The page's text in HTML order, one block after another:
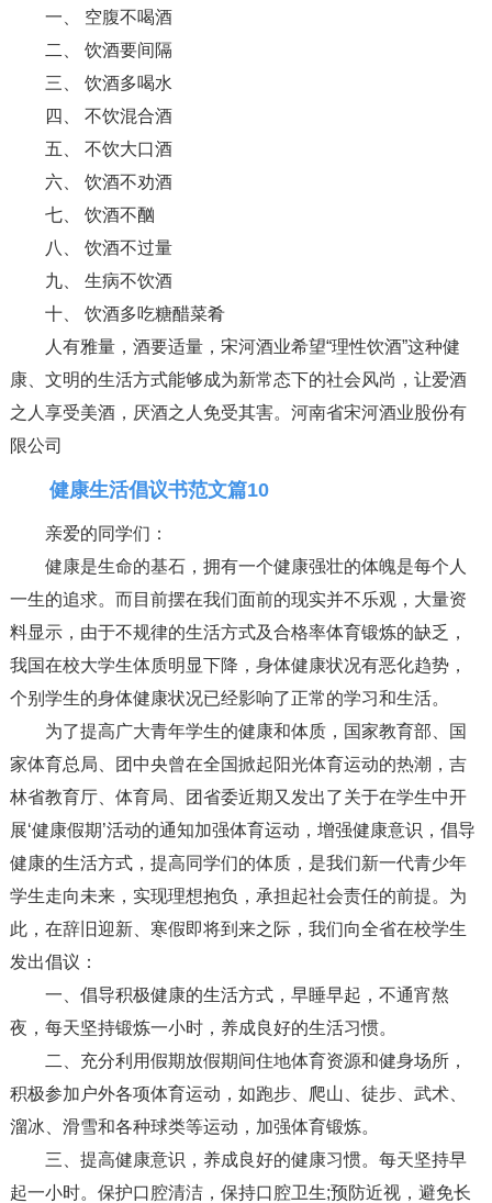
一、 空腹不喝酒
二、 饮酒要间隔
三、 饮酒多喝水
四、 不饮混合酒
五、 不饮大口酒
六、 饮酒不劝酒
七、 饮酒不酗
八、 饮酒不过量
九、 生病不饮酒
十、 饮酒多吃糖醋菜肴
人有雅量，酒要适量，宋河酒业希望“理性饮酒”这种健
康、文明的生活方式能够成为新常态下的社会风尚，让爱酒
之人享受美酒，厌酒之人免受其害。河南省宋河酒业股份有
限公司
健康生活倡议书范文篇10
亲爱的同学们：
健康是生命的基石，拥有一个健康强壮的体魄是每个人
一生的追求。而目前摆在我们面前的现实并不乐观，大量资
料显示，由于不规律的生活方式及合格率体育锻炼的缺乏，
我国在校大学生体质明显下降，身体健康状况有恶化趋势，
个别学生的身体健康状况已经影响了正常的学习和生活。
为了提高广大青年学生的健康和体质，国家教育部、国
家体育总局、团中央曾在全国掀起阳光体育运动的热潮，吉
林省教育厅、体育局、团省委近期又发出了关于在学生中开
展‘健康假期’活动的通知加强体育运动，增强健康意识，倡导
健康的生活方式，提高同学们的体质，是我们新一代青少年
学生走向未来，实现理想抱负，承担起社会责任的前提。为
此，在辞旧迎新、寒假即将到来之际，我们向全省在校学生
发出倡议：
一、倡导积极健康的生活方式，早睡早起，不通宵熬
夜，每天坚持锻炼一小时，养成良好的生活习惯。
二、充分利用假期放假期间住地体育资源和健身场所，
积极参加户外各项体育运动，如跑步、爬山、徒步、武术、
溜冰、滑雪和各种球类等运动，加强体育锻炼。
三、提高健康意识，养成良好的健康习惯。每天坚持早
起一小时。保护口腔清洁，保持口腔卫生;预防近视，避免长